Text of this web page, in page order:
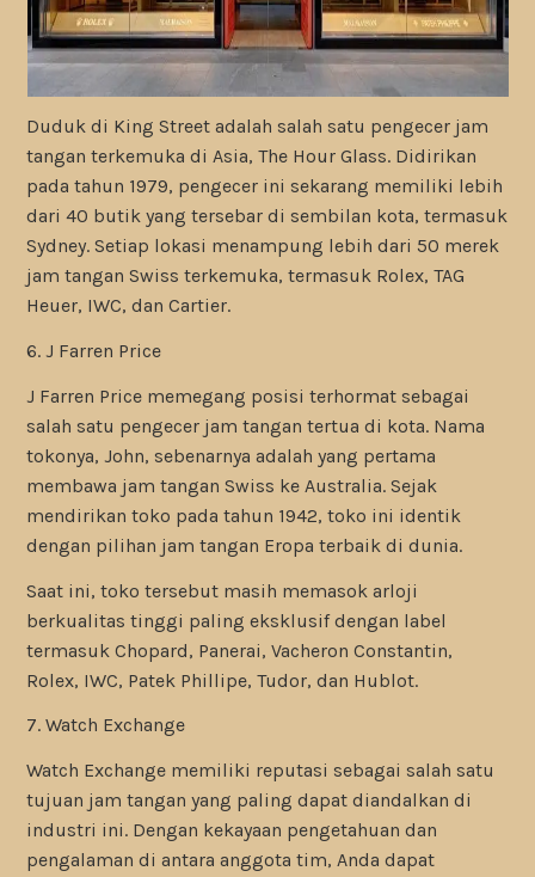
Duduk di King Street adalah salah satu pengecer jam
tangan terkemuka di Asia, The Hour Glass. Didirikan
pada tahun 1979, pengecer ini sekarang memiliki lebih
dari 40 butik yang tersebar di sembilan kota, termasuk
Sydney. Setiap lokasi menampung lebih dari 50 merek
jam tangan Swiss terkemuka, termasuk Rolex, TAG
Heuer, IWC, dan Cartier.
6. J Farren Price
J Farren Price memegang posisi terhormat sebagai
salah satu pengecer jam tangan tertua di kota. Nama
tokonya, John, sebenarnya adalah yang pertama
membawa jam tangan Swiss ke Australia. Sejak
mendirikan toko pada tahun 1942, toko ini identik
dengan pilihan jam tangan Eropa terbaik di dunia.
Saat ini, toko tersebut masih memasok arloji
berkualitas tinggi paling eksklusif dengan label
termasuk Chopard, Panerai, Vacheron Constantin,
Rolex, IWC, Patek Phillipe, Tudor, dan Hublot.
7. Watch Exchange
Watch Exchange memiliki reputasi sebagai salah satu
tujuan jam tangan yang paling dapat diandalkan di
industri ini. Dengan kekayaan pengetahuan dan
pengalaman di antara anggota tim, Anda dapat